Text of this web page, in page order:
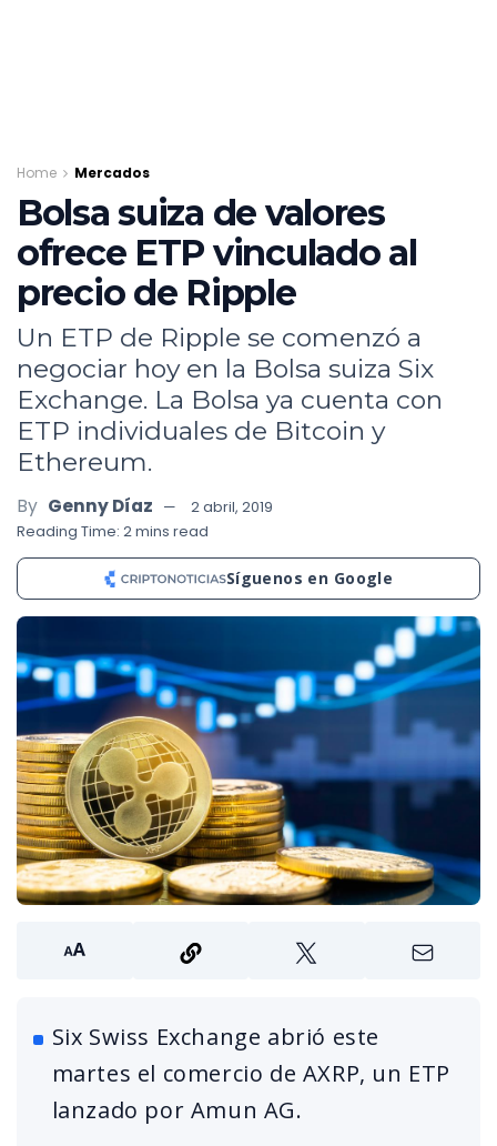
Home Mercados
Bolsa suiza de valores
ofrece ETP vinculado al
precio de Ripple
Un ETP de Ripple se comenzó a
negociar hoy en la Bolsa suiza Six
Exchange. La Bolsa ya cuenta con
ETP individuales de Bitcoin y
Ethereum.
By Genny Díaz
2 abril, 2019
Reading Time: 2 mins read
Síguenos en Google
Six Swiss Exchange abrió este
martes el comercio de AXRP, un ETP
lanzado por Amun AG.